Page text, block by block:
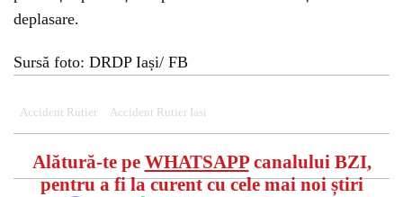
deplasare.
Sursă foto: DRDP Iași/ FB
Accident Rutier Accident Rutier Iasi
Alătură-te pe WHATSAPPcanalului BZI,
pentru a fi la curent cu cele mai noi știri